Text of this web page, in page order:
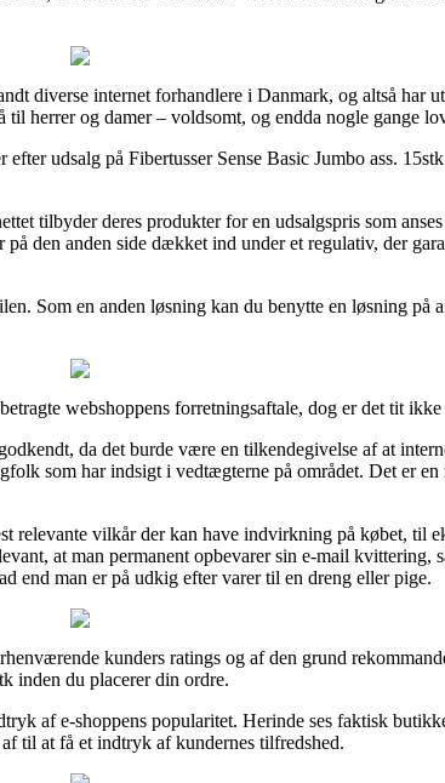
diverse internet forhandlere i Danmark, og altså har
til herrer og damer – voldsomt, og endda nogle gange
udsalg på Fibertusser Sense Basic Jumbo ass.
tilbyder deres produkter for en udsalgspris som
den anden side dækket ind under et regulativ, der
Som en anden løsning kan du benytte en løsning
webshoppens forretningsaftale, dog er det tit ikke
da det burde være en tilkendegivelse af at
som har indsigt i vedtægterne på området. Det er
relevante vilkår der kan have indvirkning på købet, til
at man permanent opbevarer sin e-mail kvittering,
end man er på udkig efter varer til en dreng eller pige.
kunders ratings og af den grund
inden du placerer din ordre.
af e-shoppens popularitet. Herinde ses faktisk
til at få et indtryk af kundernes tilfredshed.